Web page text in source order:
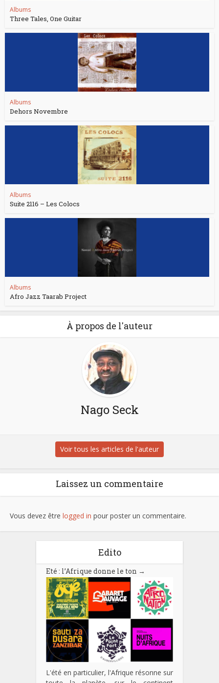
Albums
Three Tales, One Guitar
Albums
Dehors Novembre
Albums
Suite 2116 – Les Colocs
Albums
Afro Jazz Taarab Project
À propos de l'auteur
Nago Seck
Voir tous les articles de l'auteur
Laissez un commentaire
Vous devez être logged in pour poster un commentaire.
Edito
Eté : l’Afrique donne le ton →
L'été en particulier, l'Afrique résonne sur